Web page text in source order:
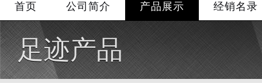
首页 公司简介 产品展示 经销名录
足迹产品